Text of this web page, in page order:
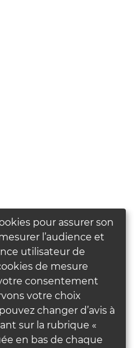
pour assurer son
l’audience et
utilisateur de
de mesure
consentement
votre choix
changer d’avis à
sur la rubrique «
en bas de chaque